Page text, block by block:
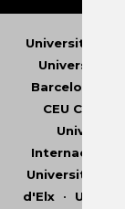
Universitat
Universitat
Barcelona
CEU
Internacional
Universitat de
d'Elx•